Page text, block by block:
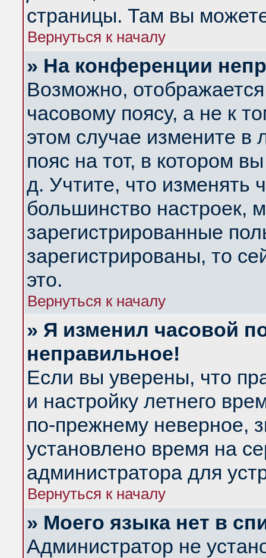
страницы. Там вы
Вернуться к началу
» На конференции
Возможно,
часовому поясу, а не к
этом случае измените в
пояс на тот, в котором
д. Учтите, что изменять
большинство настроек,
зарегистрированные
зарегистрированы, то
это.
Вернуться к началу
» Я изменил часовой
неправильное!
Если вы уверены, что
и настройку летнего
по-прежнему неверное,
установлено время на
администратора для
Вернуться к началу
» Моего языка нет в
Администратор не